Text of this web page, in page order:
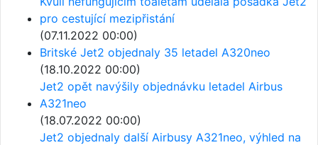
pro cestující mezipřistání
(07.11.2022 00:00)
Britské Jet2 objednaly 35 letadel A320neo
(18.10.2022 00:00)
Jet2 opět navýšily objednávku letadel Airbus
A321neo
(18.07.2022 00:00)
Jet2 objednaly další Airbusy A321neo, výhled na